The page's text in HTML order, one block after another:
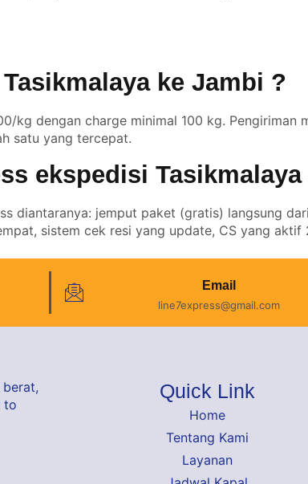
ke Jambi ?
kg dengan charge minimal 100 kg. Pengiriman
satu yang tercepat.
ekspedisi
diantaranya: jemput paket (gratis) langsung
sistem cek resi yang update, CS yang aktif
Email
line7express@gmail.com
to
Quick Link
Home
Tentang Kami
Layanan